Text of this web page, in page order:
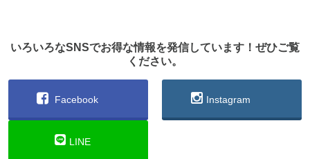
いろいろなSNSでお得な情報を発信しています！ぜひご覧
ください。
Facebook Instagram
LINE